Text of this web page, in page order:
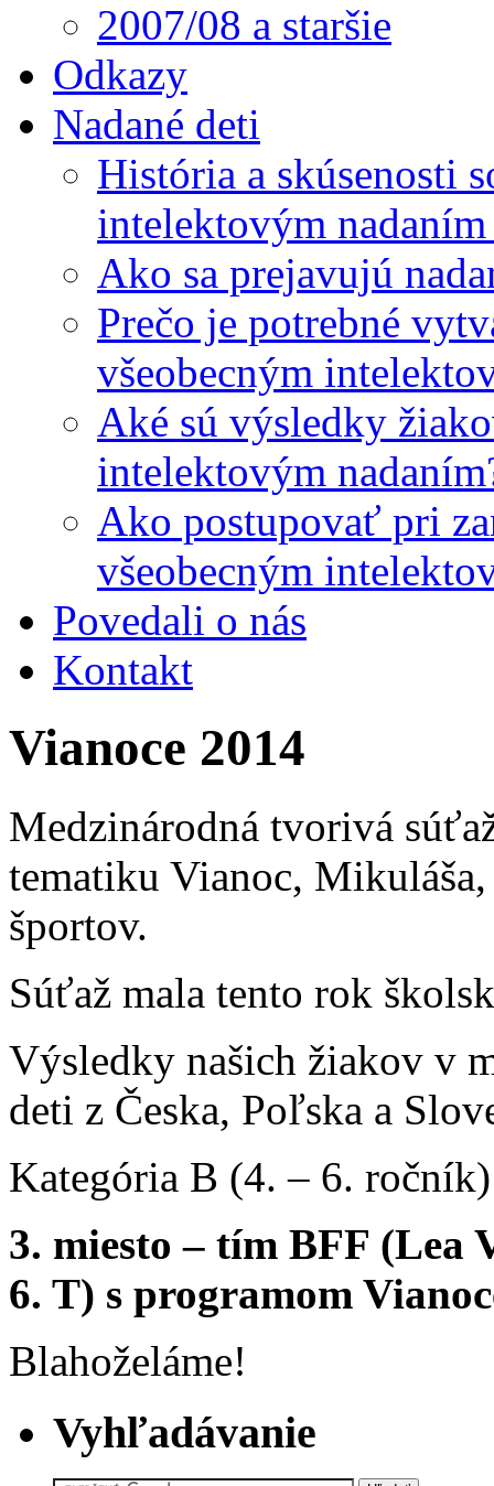
2007/08 a staršie
Odkazy
Nadané deti
História a skúsenosti
intelektovým
Ako sa prejavujú
Prečo je potrebné
všeobecným
Aké sú výsledky
intelektovým
Ako postupovať pri
všeobecným
Povedali o nás
Kontakt
Vianoce 2014
Medzinárodná tvorivá
tematiku Vianoc,
športov.
Súťaž mala tento rok
Výsledky našich žiakov v
deti z Česka, Poľska a
Kategória B (4. – 6.
3. miesto – tím BFF (Lea
6. T) s programom
Blahoželáme!
Vyhľadávanie